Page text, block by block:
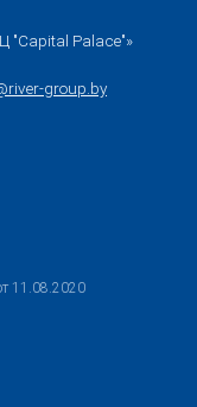
"Capital Palace"»
group.by
11.08.2020